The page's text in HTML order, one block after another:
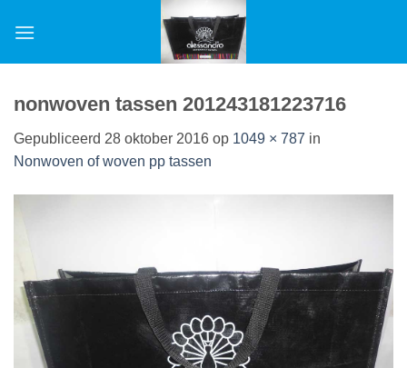
naar
nonwoven tassen 201243181223716
Gepubliceerd 28 oktober 2016 op 1049 × 787 in
Nonwoven of woven pp tassen